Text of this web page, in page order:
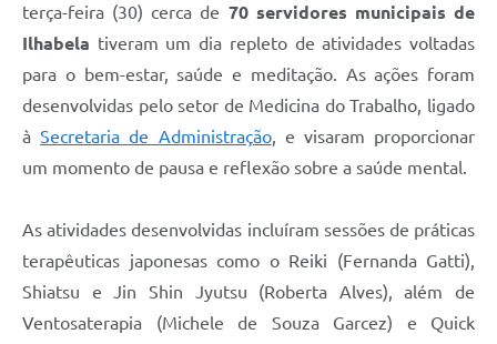
terça-feira (30) cerca de 70 servidores municipais de
Ilhabela tiveram um dia repleto de atividades voltadas
para o bem-estar, saúde e meditação. As ações foram
desenvolvidas pelo setor de Medicina do Trabalho, ligado
àSecretaria de Administração, e visaram proporcionar
um momento de pausa e reflexão sobre a saúde mental.
As atividades desenvolvidas incluíram sessões de práticas
terapêuticas japonesas como o Reiki (Fernanda Gatti),
Shiatsu e Jin Shin Jyutsu (Roberta Alves), além de
Ventosaterapia (Michele de Souza Garcez) e Quick